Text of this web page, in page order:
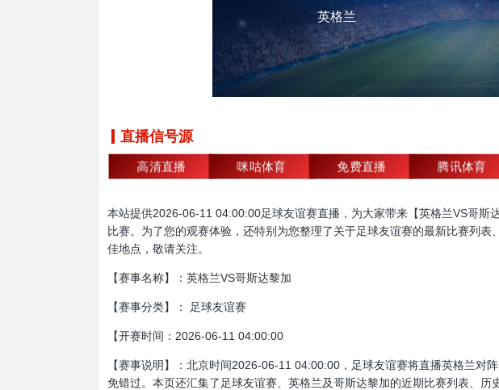
英格兰
直播信号源
高清直播 咪咕体育 免费直播 腾讯体育
本站提供2026-06-11 04:00:00足球友谊赛直播，为大家带来【英格兰VS哥
比赛。为了您的观赛体验，还特别为您整理了关于足球友谊赛的最新比赛列
佳地点，敬请关注。
【赛事名称】：英格兰VS哥斯达黎加
【赛事分类】： 足球友谊赛
【开赛时间：2026-06-11 04:00:00
【赛事说明】：北京时间2026-06-11 04:00:00，足球友谊赛将直播英格兰
免错过。本页还汇集了足球友谊赛、英格兰及哥斯达黎加的近期比赛列表、历